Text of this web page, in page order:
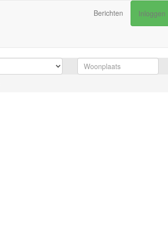
Berichten Inloggen